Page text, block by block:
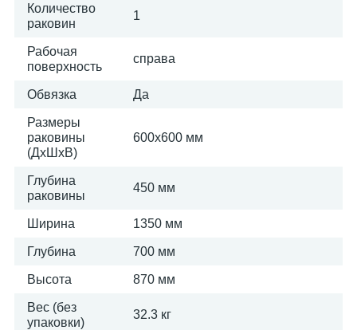
Количество
раковин
1
Рабочая
поверхность
справа
Обвязка Да
Размеры
раковины
(ДхШхВ)
600х600 мм
Глубина
раковины
450 мм
Ширина 1350 мм
Глубина 700 мм
Высота 870 мм
Вес (без
упаковки)
32.3 кг